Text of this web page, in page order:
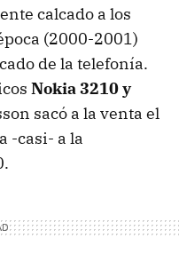
calcado a los
(2000-2001)
de la telefonía.
Nokia 3210 y
sacó a la venta el
-casi- a la